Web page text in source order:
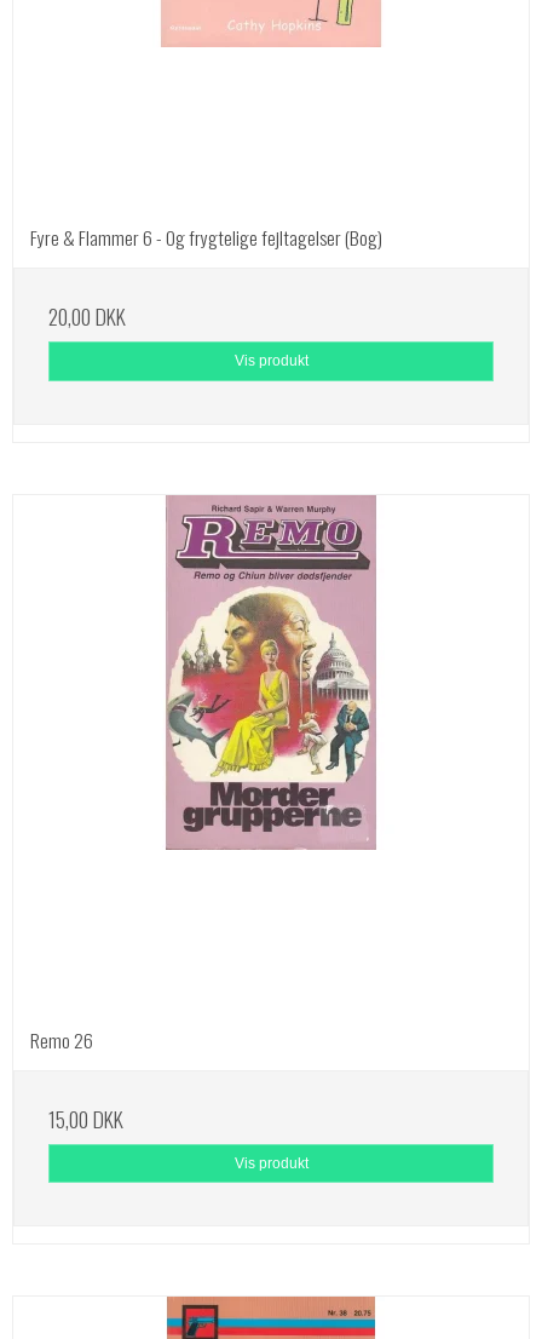
Fyre & Flammer 6 - Og frygtelige fejltagelser (Bog)
20,00 DKK
Vis produkt
Remo 26
15,00 DKK
Vis produkt